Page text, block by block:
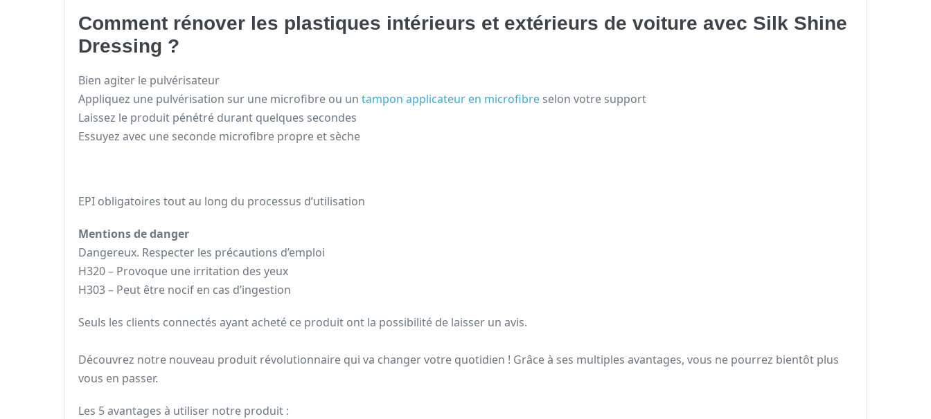
Comment rénover les plastiques intérieurs et extérieurs de voiture avec Silk Shine
Dressing ?
Bien agiter le pulvérisateur
Appliquez une pulvérisation sur une microfibre ou un tampon applicateur en microfibre selon votre support
Laissez le produit pénétré durant quelques secondes
Essuyez avec une seconde microfibre propre et sèche
EPI obligatoires tout au long du processus d’utilisation
Mentions de danger
Dangereux. Respecter les précautions d’emploi
H320 – Provoque une irritation des yeux
H303 – Peut être nocif en cas d’ingestion
Seuls les clients connectés ayant acheté ce produit ont la possibilité de laisser un avis.
Découvrez notre nouveau produit révolutionnaire qui va changer votre quotidien ! Grâce à ses multiples avantages, vous ne pourrez bientôt plus
vous en passer.
Les 5 avantages à utiliser notre produit :